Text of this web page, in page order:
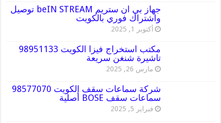
جهاز بي ان ستريم beIN STREAM توصيل
واشتراك فوري بالكويت
أكتوبر 1, 2025
مكتب استخراج فيزا الكويت 98951133
تاشيرة شنغن سريعة
مارس 26, 2025
شركة سماعات سقف الكويت 98577070
سماعات سقف BOSE أصلية
فبراير 5, 2025